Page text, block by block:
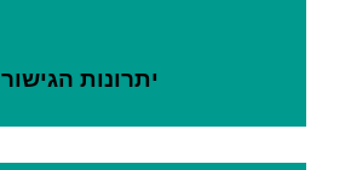
יתרונות הגישור